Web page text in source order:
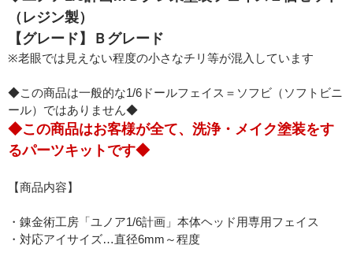
（レジン製）
【グレード】Ｂグレード
※老眼では見えない程度の小さなチリ等が混入しています
◆この商品は一般的な1/6ドールフェイス＝ソフビ（ソフトビニ
ール）ではありません◆
◆この商品はお客様が全て、洗浄・メイク塗装をす
るパーツキットです◆
【商品内容】
・錬金術工房「ユノア1/6計画」本体ヘッド用専用フェイス
・対応アイサイズ…直径6mm～程度